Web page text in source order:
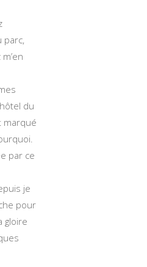
parc,
du
marqué
par ce
je
pour
gloire